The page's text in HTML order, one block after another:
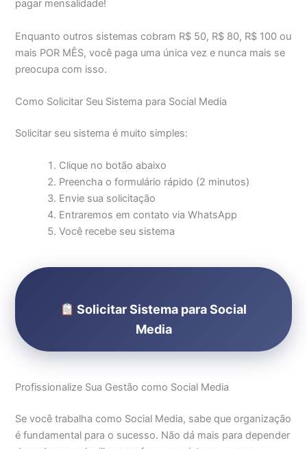
pagar mensalidade!
Enquanto outros sistemas cobram R$ 50, R$ 80, R$ 100 ou
mais POR MÊS, você paga uma única vez e nunca mais se
preocupa com isso.
Como Solicitar Seu Sistema para Social Media
Solicitar seu sistema é muito simples:
Clique no botão abaixo
Preencha o formulário rápido (2 minutos)
Envie sua solicitação
Entraremos em contato via WhatsApp
Você recebe seu sistema
Solicitar Sistema para Social
Media
Profissionalize Sua Gestão como Social Media
Se você trabalha como Social Media, sabe que organização
é fundamental para o sucesso. Não dá mais para depender